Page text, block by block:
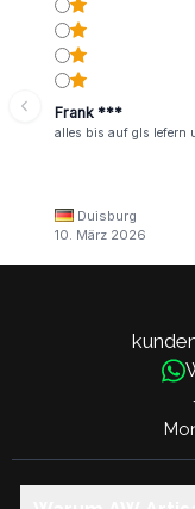
Frank ***
alles bis auf gls lefern
Duisburg
10. März 2026